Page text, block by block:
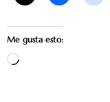
Me gusta esto:
Cargando...